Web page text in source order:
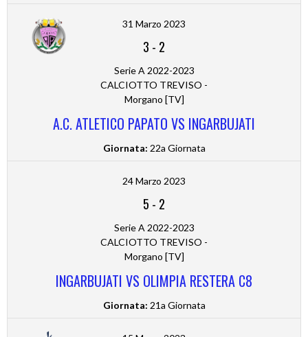
31 Marzo 2023
3 - 2
Serie A 2022-2023
CALCIOTTO TREVISO -
Morgano [TV]
A.C. ATLETICO PAPATO VS INGARBUJATI
Giornata: 22a Giornata
24 Marzo 2023
5 - 2
Serie A 2022-2023
CALCIOTTO TREVISO -
Morgano [TV]
INGARBUJATI VS OLIMPIA RESTERA C8
Giornata: 21a Giornata